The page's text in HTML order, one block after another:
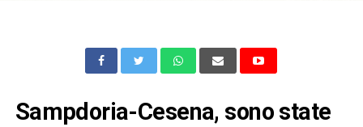
Sampdoria-Cesena, sono state